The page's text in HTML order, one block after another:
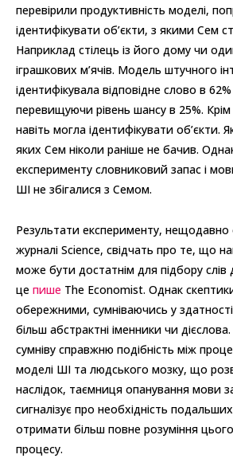
перевірили продуктивність моделі,
ідентифікувати об’єкти, з якими Сем
Наприклад стілець із його дому чи
іграшкових м’ячів. Модель штучного
ідентифікувала відповідне слово в
перевищуючи рівень шансу в 25%.
навіть могла ідентифікувати об’єкти.
яких Сем ніколи раніше не бачив.
експерименту словниковий запас і
ШІ не збігалися з Семом.
Результати експерименту, нещодавно
журналі Science, свідчать про те, що
може бути достатнім для підбору слів
це пише The Economist. Однак
обережними, сумніваючись у
більш абстрактні іменники чи
сумніву справжню подібність між
моделі ШІ та людського мозку, що
наслідок, таємниця опанування мови
сигналізує про необхідність
отримати більш повне розуміння
процесу.